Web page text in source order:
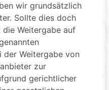
wir grundsätzlich
Sollte dies doch
Weitergabe auf
der Weitergabe von
zur
gerichtlicher